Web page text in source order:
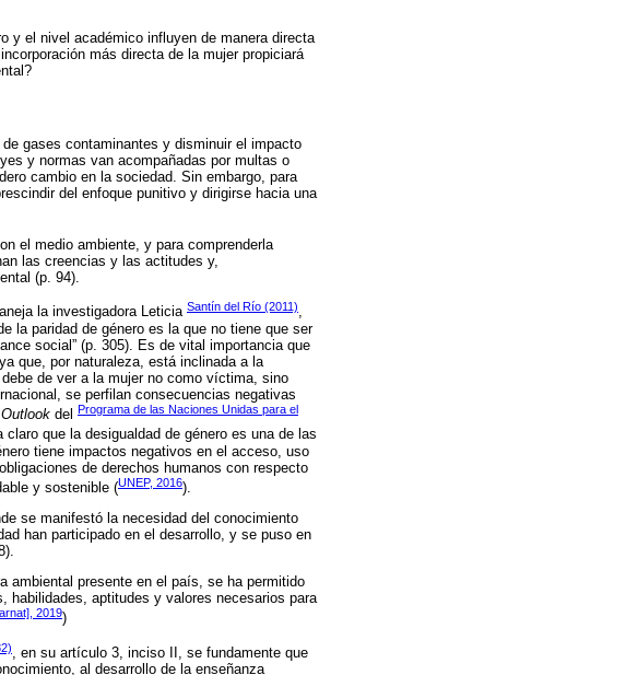
y el nivel académico influyen de manera directa
más directa de la mujer propiciará
gases contaminantes y disminuir el impacto
y normas van acompañadas por multas o
cambio en la sociedad. Sin embargo, para
del enfoque punitivo y dirigirse hacia una
el medio ambiente, y para comprenderla
las creencias y las actitudes y,
(p. 94).
la investigadora Leticia Santín del Río (2011),
la paridad de género es la que no tiene que ser
social” (p. 305). Es de vital importancia que
que, por naturaleza, está inclinada a la
de ver a la mujer no como víctima, sino
se perfilan consecuencias negativas
del Programa de las Naciones Unidas para el
que la desigualdad de género es una de las
tiene impactos negativos en el acceso, uso
de derechos humanos con respecto
y sostenible (UNEP, 2016).
se manifestó la necesidad del conocimiento
han participado en el desarrollo, y se puso en
ambiental presente en el país, se ha permitido
habilidades, aptitudes y valores necesarios para
2019)
, en su artículo 3, inciso II, se fundamente que
al desarrollo de la enseñanza